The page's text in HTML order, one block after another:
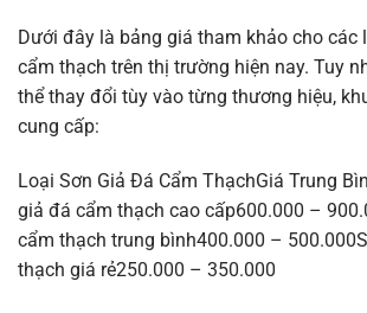
Dưới đây là bảng giá tham khảo cho các
cẩm thạch trên thị trường hiện nay. Tuy
thể thay đổi tùy vào từng thương hiệu,
cung cấp:
Loại Sơn Giả Đá Cẩm ThạchGiá Trung
giả đá cẩm thạch cao cấp600.000 –
cẩm thạch trung bình400.000 –
thạch giá rẻ250.000 – 350.000